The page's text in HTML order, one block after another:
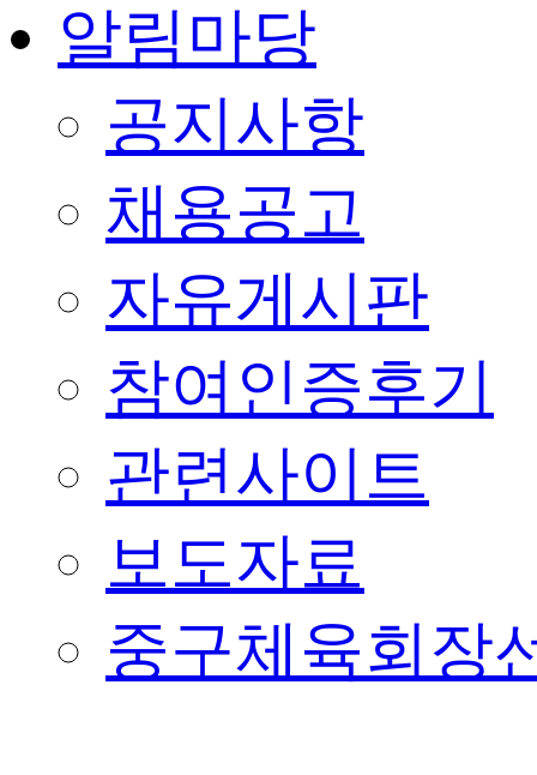
알림마당
공지사항
채용공고
자유게시판
참여인증후기
관련사이트
보도자료
중구체육회장